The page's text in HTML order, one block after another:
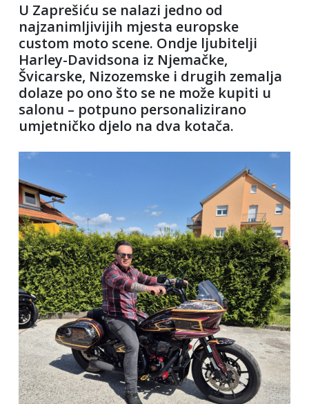
U Zaprešiću se nalazi jedno od
najzanimljivijih mjesta europske
custom moto scene. Ondje ljubitelji
Harley-Davidsona iz Njemačke,
Švicarske, Nizozemske i drugih zemalja
dolaze po ono što se ne može kupiti u
salonu – potpuno personalizirano
umjetničko djelo na dva kotača.